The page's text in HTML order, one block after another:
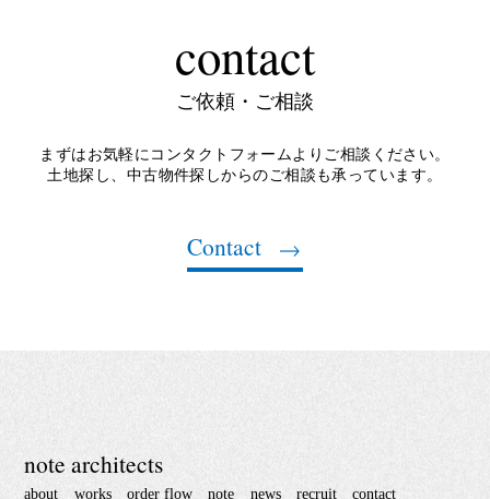
contact
ご依頼・ご相談
まずはお気軽にコンタクトフォームよりご相談ください。
土地探し、中古物件探しからのご相談も承っています。
Contact
note architects
about works order flow note news recruit contact